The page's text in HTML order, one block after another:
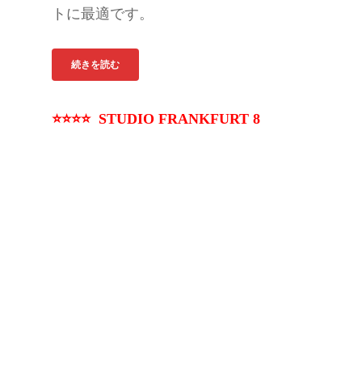
トに最適です。
続きを読む
⭐⭐⭐⭐ STUDIO FRANKFURT 8